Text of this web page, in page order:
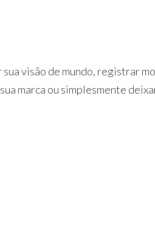
visão de mundo, registrar
marca ou simplesmente